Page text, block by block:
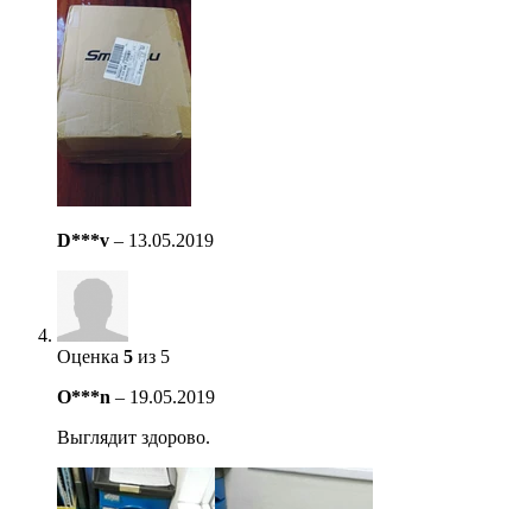
D***v – 13.05.2019
Оценка 5 из 5
O***n – 19.05.2019
Выглядит здорово.